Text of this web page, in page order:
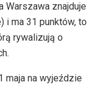
Warszawa znajduje
i ma 31 punktów, to
rywalizują o
maja na wyjeździe